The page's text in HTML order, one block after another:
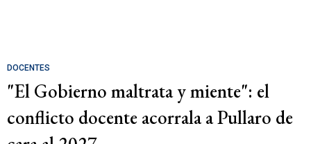
DOCENTES
"El Gobierno maltrata y miente": el
conflicto docente acorrala a Pullaro de